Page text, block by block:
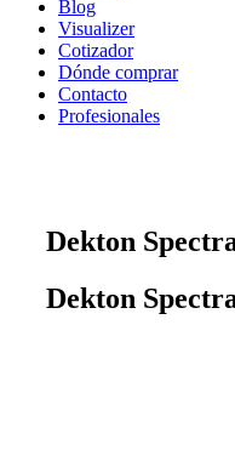
Blog
Visualizer
Cotizador
Dónde comprar
Contacto
Profesionales
Dekton
Dekton